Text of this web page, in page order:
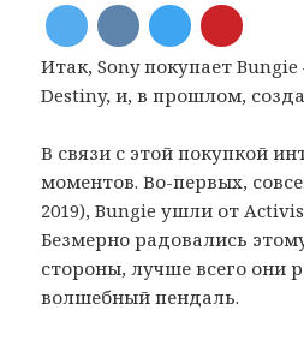
Итак, Sony покупает
Destiny, и, в прошлом,
В связи с этой покупкой
моментов. Во-первых,
2019), Bungie ушли от
Безмерно радовались
стороны, лучше всего они
волшебный пендаль.